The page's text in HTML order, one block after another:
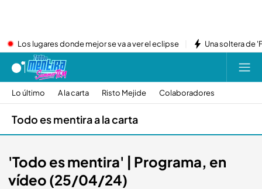
Los lugares donde mejor se va a ver el eclipse Una soltera de
Lo último A la carta Risto Mejide Colaboradores
Todo es mentira a la carta
'Todo es mentira' | Programa, en
vídeo (25/04/24)